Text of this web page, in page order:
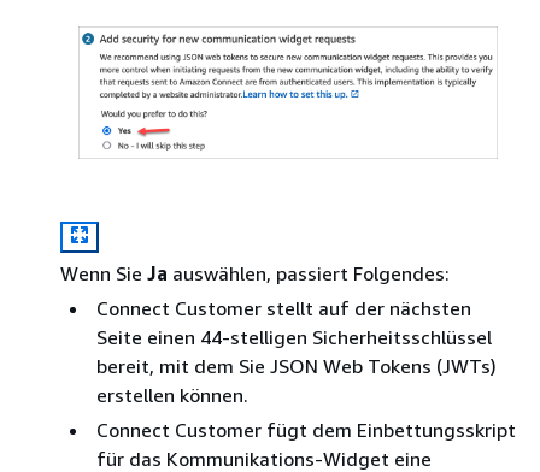
Wenn Sie Ja auswählen, passiert Folgendes:
Connect Customer stellt auf der nächsten
Seite einen 44-stelligen Sicherheitsschlüssel
bereit, mit dem Sie JSON Web Tokens (JWTs)
erstellen können.
Connect Customer fügt dem Einbettungsskript
für das Kommunikations-Widget eine